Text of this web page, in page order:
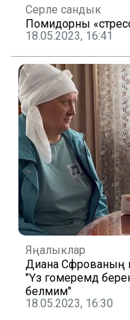
Серле сандык
Помидорны
18.05.2023, 16:41
Яңалыклар
Диана Сәфәрованың
"Үз гомеремдә
белмим"
18.05.2023, 16:30